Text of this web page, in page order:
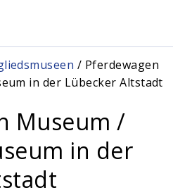
/ Pferdewagen
in der Lübecker Altstadt
Museum /
in der